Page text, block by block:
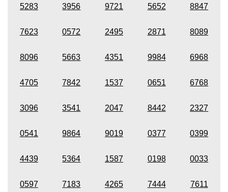
5283 3956 9721 5652 8847
7623 0572 2495 2871 8089
8096 5663 4351 9984 6968
4705 7842 1537 0651 6768
3096 3541 2047 8442 2327
0541 9864 9019 0377 0399
4439 5364 1587 0198 0033
0597 7183 4265 7444 7611